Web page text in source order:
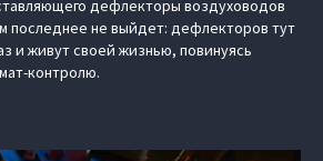
дефлекторы воздуховодов
последнее не выйдет: дефлекторов тут
и живут своей жизнью, повинуясь
контролю.